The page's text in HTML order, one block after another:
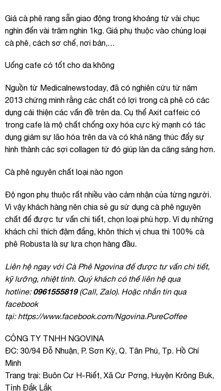
Giá cà phê rang sẵn giao động trong khoảng từ vài chục
nghìn đến vài trăm nghìn 1kg. Giá phụ thuộc vào chủng loại
cà phê, cách sơ chế, nơi bán,…
Uống cafe có tốt cho da không
Nguồn từ Medicalnewstoday, đã có nghiên cứu từ năm
2013 chứng minh rằng các chất có lợi trong cà phê có các
dụng cải thiện các vấn đề trên da. Cụ thể Axit caffeic có
trong cafe là mộ chất chống oxy hóa cực kỳ mạnh có tác
dụng giảm sự lão hóa trên da và có khả năng thúc đẩy sự
hình thành các sợi collagen từ đó giúp làn da căng sáng hơn.
Cà phê nguyên chất loại nào ngon
Độ ngon phụ thuộc rất nhiều vào cảm nhận của từng người.
Vì vậy khách hàng nên chia sẻ gu sử dụng cà phê nguyên
chất để được tư vấn chi tiết, chọn loại phù hợp. Ví dụ những
khách chỉ thích đậm đắng, khôn thích vị chua thì 100% cà
phê Robusta là sự lựa chọn hàng đầu.
Liên hệ ngay với Cà Phê Ngovina để được tư vấn chi tiết,
kỹ lưỡng, nhiệt tình. Quý khách có thể liên hệ qua
hotline: 0961555819(Call, Zalo). Hoặc nhắn tin qua
facebook
tại: https://www.facebook.com/Ngovina.PureCoffee
CÔNG TY TNHH NGOVINA
ĐC: 30/94 Đỗ Nhuận, P. Sơn Kỳ, Q. Tân Phú, Tp. Hồ Chí
Minh
Trang trại: Buôn Cư H-Riết, Xã Cư Pơng, Huyện Krông Buk,
Tỉnh Đắk Lắk